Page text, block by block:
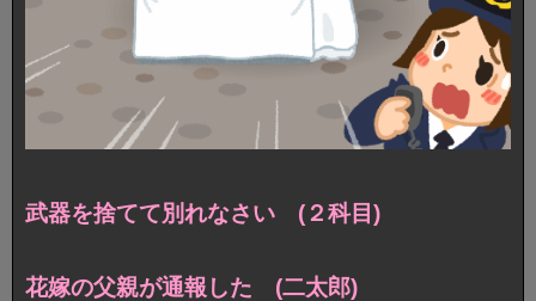
武器を捨てて別れなさい (２科目)
花嫁の父親が通報した (二太郎)